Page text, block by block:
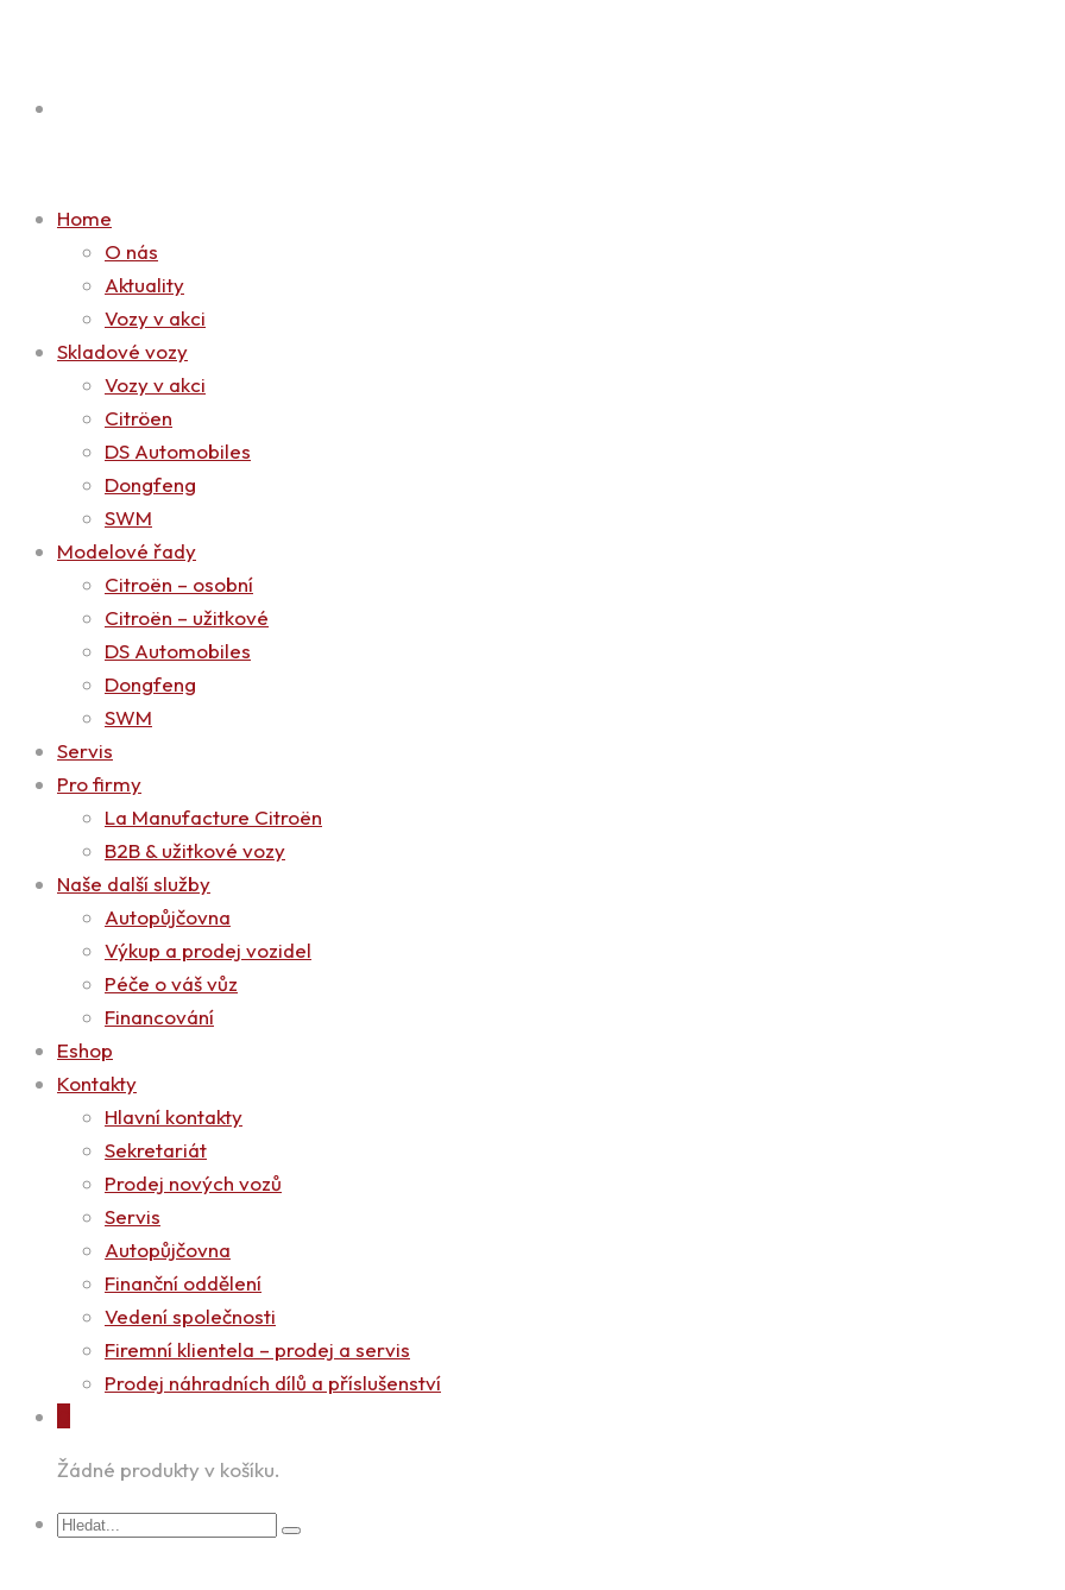
Home
O nás
Aktuality
Vozy v akci
Skladové vozy
Vozy v akci
Citröen
DS Automobiles
Dongfeng
SWM
Modelové řady
Citroën – osobní
Citroën – užitkové
DS Automobiles
Dongfeng
SWM
Servis
Pro firmy
La Manufacture Citroën
B2B & užitkové vozy
Naše další služby
Autopůjčovna
Výkup a prodej vozidel
Péče o váš vůz
Financování
Eshop
Kontakty
Hlavní kontakty
Sekretariát
Prodej nových vozů
Servis
Autopůjčovna
Finanční oddělení
Vedení společnosti
Firemní klientela – prodej a servis
Prodej náhradních dílů a příslušenství
Žádné produkty v košíku.